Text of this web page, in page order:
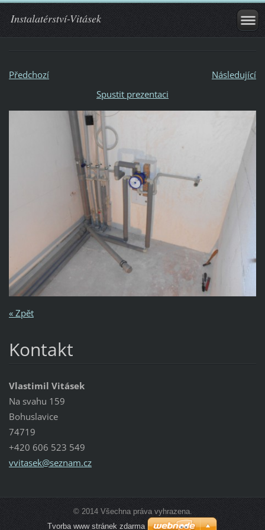
Instalatérství-Vitásek
Předchozí
Následující
Spustit prezentaci
« Zpět
Kontakt
Vlastimil Vitásek
Na svahu 159
Bohuslavice
74719
+420 606 523 549
vvitasek@seznam.cz
© 2014 Všechna práva vyhrazena.
Tvorba www stránek zdarma